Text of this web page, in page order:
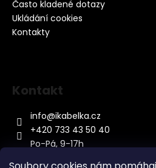
Často kladené dotazy
Ukládání cookies
Kontakty
Kontakt
info@ikabelka.cz
+420 733 43 50 40
Po-Pá, 9-17h